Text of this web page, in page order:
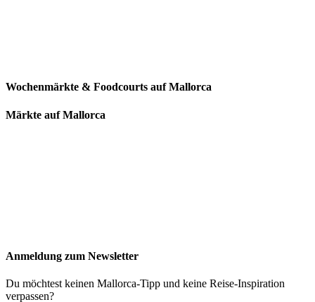
Wochenmärkte & Foodcourts auf Mallorca
Märkte auf Mallorca
Anmeldung zum Newsletter
Du möchtest keinen Mallorca-Tipp und keine Reise-Inspiration
verpassen?